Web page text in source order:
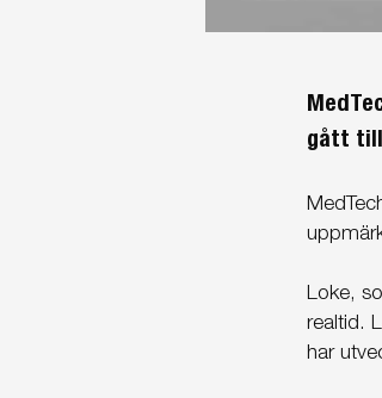
gått till
Loke,
realtid.
har